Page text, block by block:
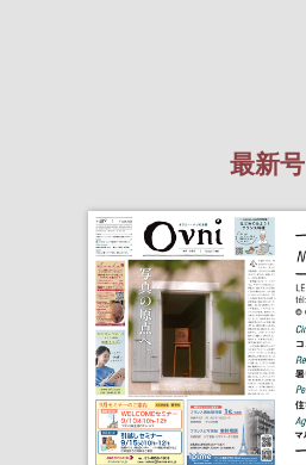
最新号